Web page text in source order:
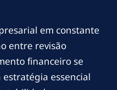
em constante
entre revisão
financeiro se
essencial